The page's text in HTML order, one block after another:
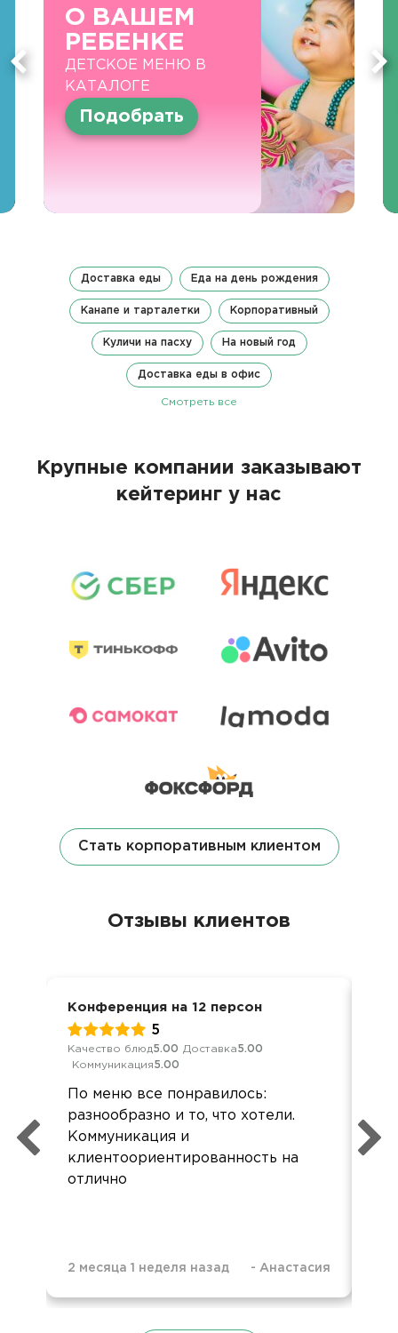
О ВАШЕМ
РЕБЕНКЕ
ДЕТСКОЕ МЕНЮ В
КАТАЛОГЕ
Подобрать
Доставка еды Еда на день рождения
Канапе и тарталетки Корпоративный
Куличи на пасху На новый год
Доставка еды в офис
Смотреть все
Крупные компании заказывают
кейтеринг у нас
Стать корпоративным клиентом
Отзывы клиентов
Конференция на 12 персон
5
Качество блюд5.00 Доставка5.00
Коммуникация5.00
По меню все понравилось:
разнообразно и то, что хотели.
Коммуникация и
клиентоориентированность на
отлично
2 месяца 1 неделя назад - Анастасия